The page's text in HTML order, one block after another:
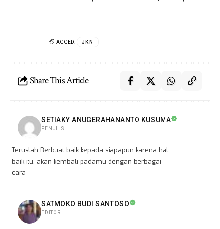
TAGGED: JKN
Share This Article
SETIAKY ANUGERAHANANTO KUSUMA
PENULIS
Teruslah Berbuat baik kepada siapapun karena hal
baik itu, akan kembali padamu dengan berbagai
cara
SATMOKO BUDI SANTOSO
EDITOR